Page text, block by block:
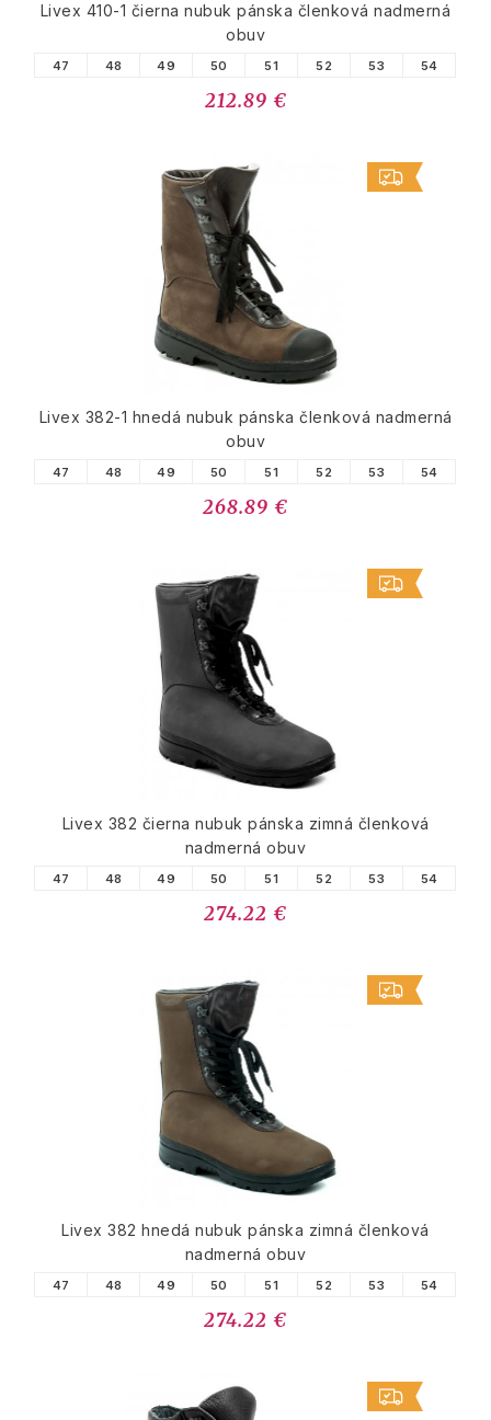
Livex 410-1 čierna nubuk pánska členková nadmerná
obuv
47 48 49 50 51 52 53 54
212.89 €
Livex 382-1 hnedá nubuk pánska členková nadmerná
obuv
47 48 49 50 51 52 53 54
268.89 €
Livex 382 čierna nubuk pánska zimná členková
nadmerná obuv
47 48 49 50 51 52 53 54
274.22 €
Livex 382 hnedá nubuk pánska zimná členková
nadmerná obuv
47 48 49 50 51 52 53 54
274.22 €